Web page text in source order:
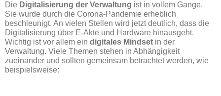
Die Digitalisierung der Verwaltung ist in vollem Gange.
Sie wurde durch die Corona-Pandemie erheblich
beschleunigt. An vielen Stellen wird jetzt deutlich, dass die
Digitalisierung über E-Akte und Hardware hinausgeht.
Wichtig ist vor allem ein digitales Mindset in der
Verwaltung. Viele Themen stehen in Abhängigkeit
zueinander und sollten gemeinsam betrachtet werden, wie
beispielsweise: